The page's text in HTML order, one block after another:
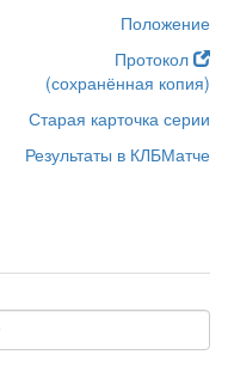
Положение
Протокол
(сохранённая копия)
Старая карточка серии
Результаты в КЛБМатче